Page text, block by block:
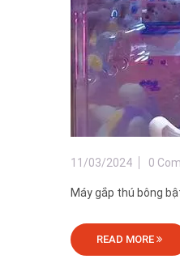
11/03/2024 0
Máy gắp thú bông
READ MORE